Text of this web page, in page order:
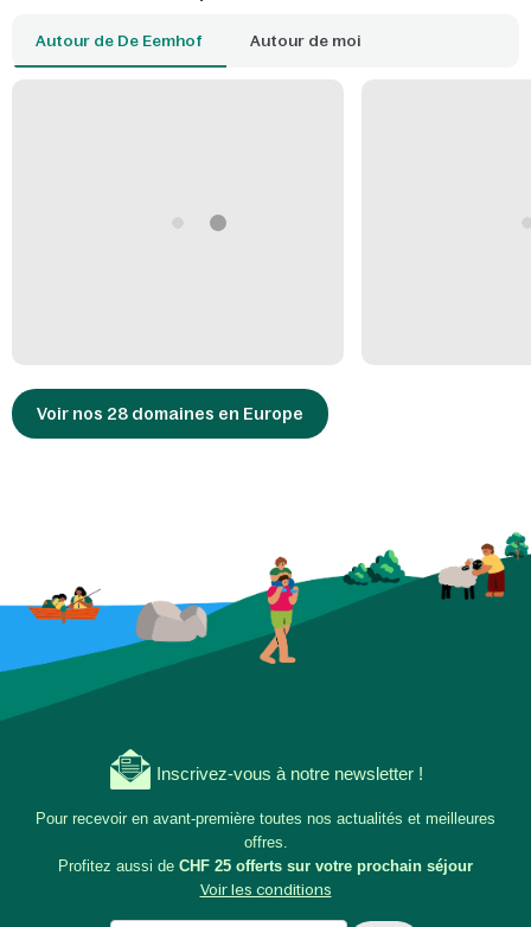
Autour de De Eemhof Autour de moi
Voir nos 28 domaines en Europe
Inscrivez-vous à notre newsletter !
Pour recevoir en avant-première toutes nos actualités et meilleures
offres.
Profitez aussi de CHF 25 offerts sur votre prochain séjour
Voir les conditions